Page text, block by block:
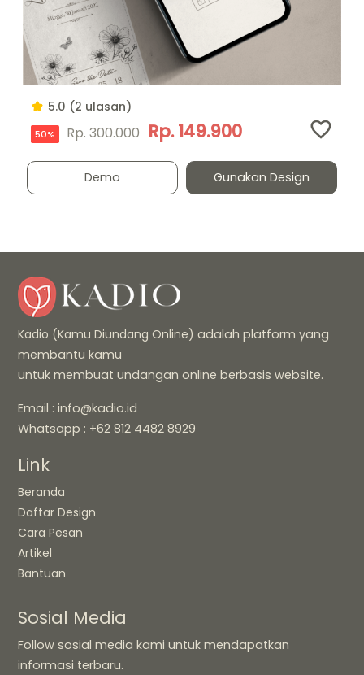
5.0 (2 ulasan)
50% Rp. 300.000 Rp. 149.900
Demo Gunakan Design
Kadio (Kamu Diundang Online) adalah platform yang
membantu kamu
untuk membuat undangan online berbasis website.
Email : info@kadio.id
Whatsapp : +62 812 4482 8929
Link
Beranda
Daftar Design
Cara Pesan
Artikel
Bantuan
Sosial Media
Follow sosial media kami untuk mendapatkan
informasi terbaru.